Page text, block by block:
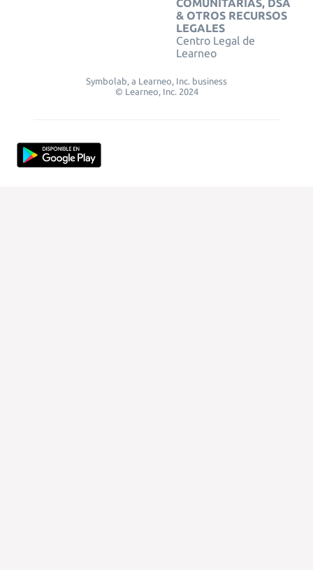
COMUNITARIAS, DSA
& OTROS RECURSOS
LEGALES
Centro Legal de
Learneo
Symbolab, a Learneo, Inc. business
© Learneo, Inc. 2024